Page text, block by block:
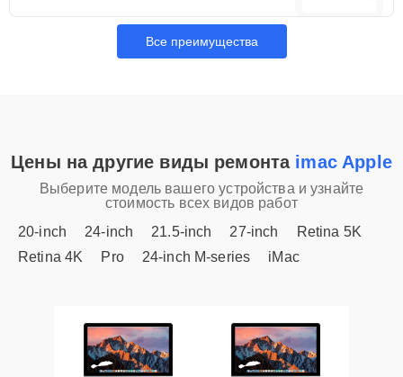
Все преимущества
Цены на другие виды ремонта imac Apple
Выберите модель вашего устройства и узнайте
стоимость всех видов работ
20-inch
24-inch 21.5-inch 27-inch
Retina 5K
Retina 4K
Pro 24-inch M-series iMac